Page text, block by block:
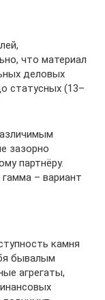
что материал
деловых
статусных (13–
зазорно
партнёру.
– вариант
камня
бывалым
агрегаты,